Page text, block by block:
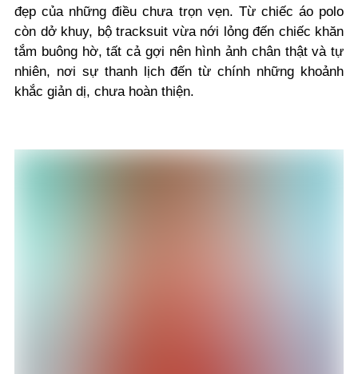
đẹp của những điều chưa trọn vẹn. Từ chiếc áo polo
còn dở khuy, bộ tracksuit vừa nới lỏng đến chiếc khăn
tắm buông hờ, tất cả gợi nên hình ảnh chân thật và tự
nhiên, nơi sự thanh lịch đến từ chính những khoảnh
khắc giản dị, chưa hoàn thiện.